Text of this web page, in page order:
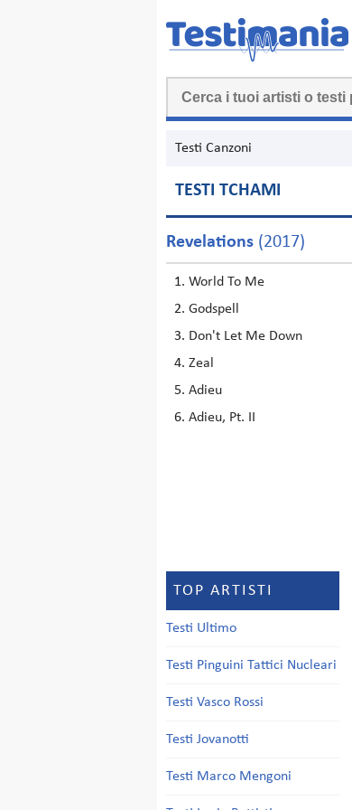
Testi Canzoni
TESTI TCHAMI
Revelations (2017)
World To Me
Godspell
Don't Let Me Down
Zeal
Adieu
Adieu, Pt. II
TOP ARTISTI
Testi Ultimo
Testi Pinguini Tattici Nucleari
Testi Vasco Rossi
Testi Jovanotti
Testi Marco Mengoni